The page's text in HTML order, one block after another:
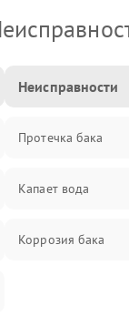
Неисправности
Протечка бака
Капает вода
Коррозия бака